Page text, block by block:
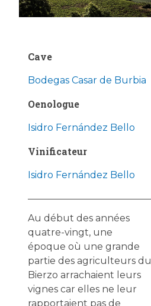
Cave
Bodegas Casar de Burbia
Oenologue
Isidro Fernández Bello
Vinificateur
Isidro Fernández Bello
Au début des années
quatre-vingt, une
époque où une grande
partie des agriculteurs du
Bierzo arrachaient leurs
vignes car elles ne leur
rapportaient pas de